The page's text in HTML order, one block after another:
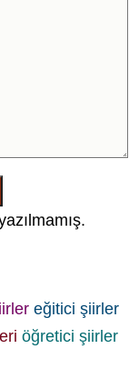
eğitici şiirler
öğretici şiirler